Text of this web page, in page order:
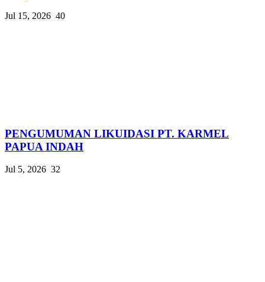
Jul 15, 2026 40
PENGUMUMAN LIKUIDASI PT. KARMEL
PAPUA INDAH
Jul 5, 2026 32